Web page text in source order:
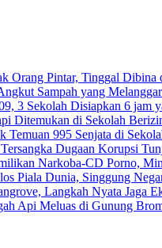
Orang Pintar, Tinggal Dibina
Sampah yang
3 Sekolah Disiapkan 6 jam
Ditemukan di Sekolah
Temuan 995 Senjata di
Dugaan Korupsi
Narkoba-CD Porno,
Piala Dunia, Singgung
Langkah Nyata Jaga
Api Meluas di Gunung